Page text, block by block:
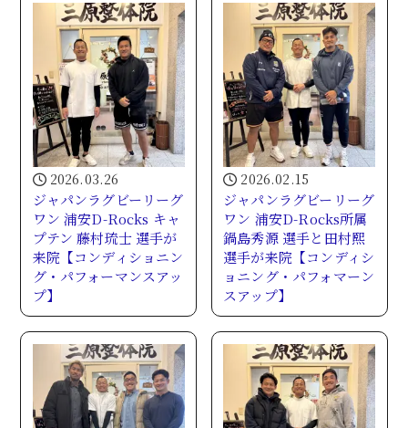
2026.03.26
ジャパンラグビーリーグ
ワン 浦安D-Rocks キャ
プテン 藤村琉士 選手が
来院【コンディショニン
グ・パフォーマンスアッ
プ】
2026.02.15
ジャパンラグビーリーグ
ワン 浦安D-Rocks所属
鍋島秀源 選手と田村熙
選手が来院【コンディシ
ョニング・パフォマーン
スアップ】